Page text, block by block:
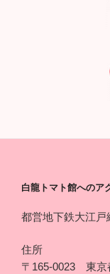
白龍トマト館へのア
都営地下鉄大江戸
住所
〒165-0023 東京